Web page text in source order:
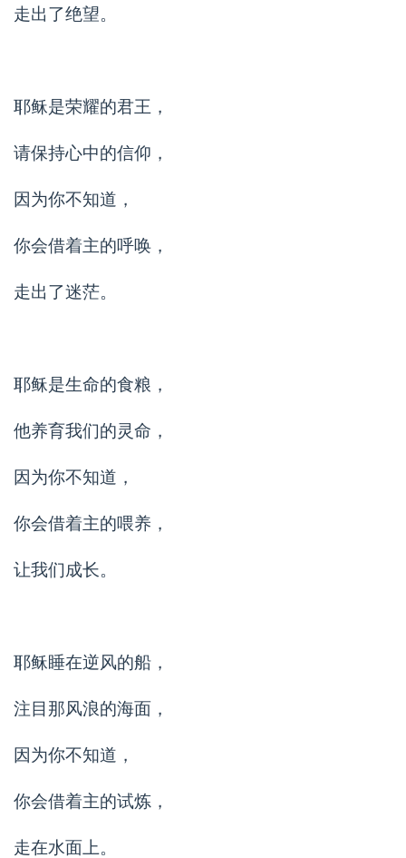
走出了绝望。
耶稣是荣耀的君王，
请保持心中的信仰，
因为你不知道，
你会借着主的呼唤，
走出了迷茫。
耶稣是生命的食粮，
他养育我们的灵命，
因为你不知道，
你会借着主的喂养，
让我们成长。
耶稣睡在逆风的船，
注目那风浪的海面，
因为你不知道，
你会借着主的试炼，
走在水面上。